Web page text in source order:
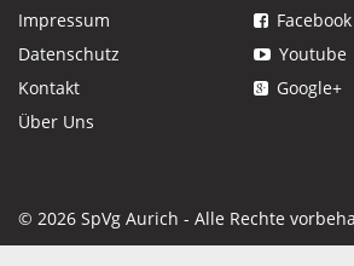
Impressum
Datenschutz
Kontakt
Über Uns
Facebook
Youtube
Google+
© 2026 SpVg Aurich - Alle Rechte